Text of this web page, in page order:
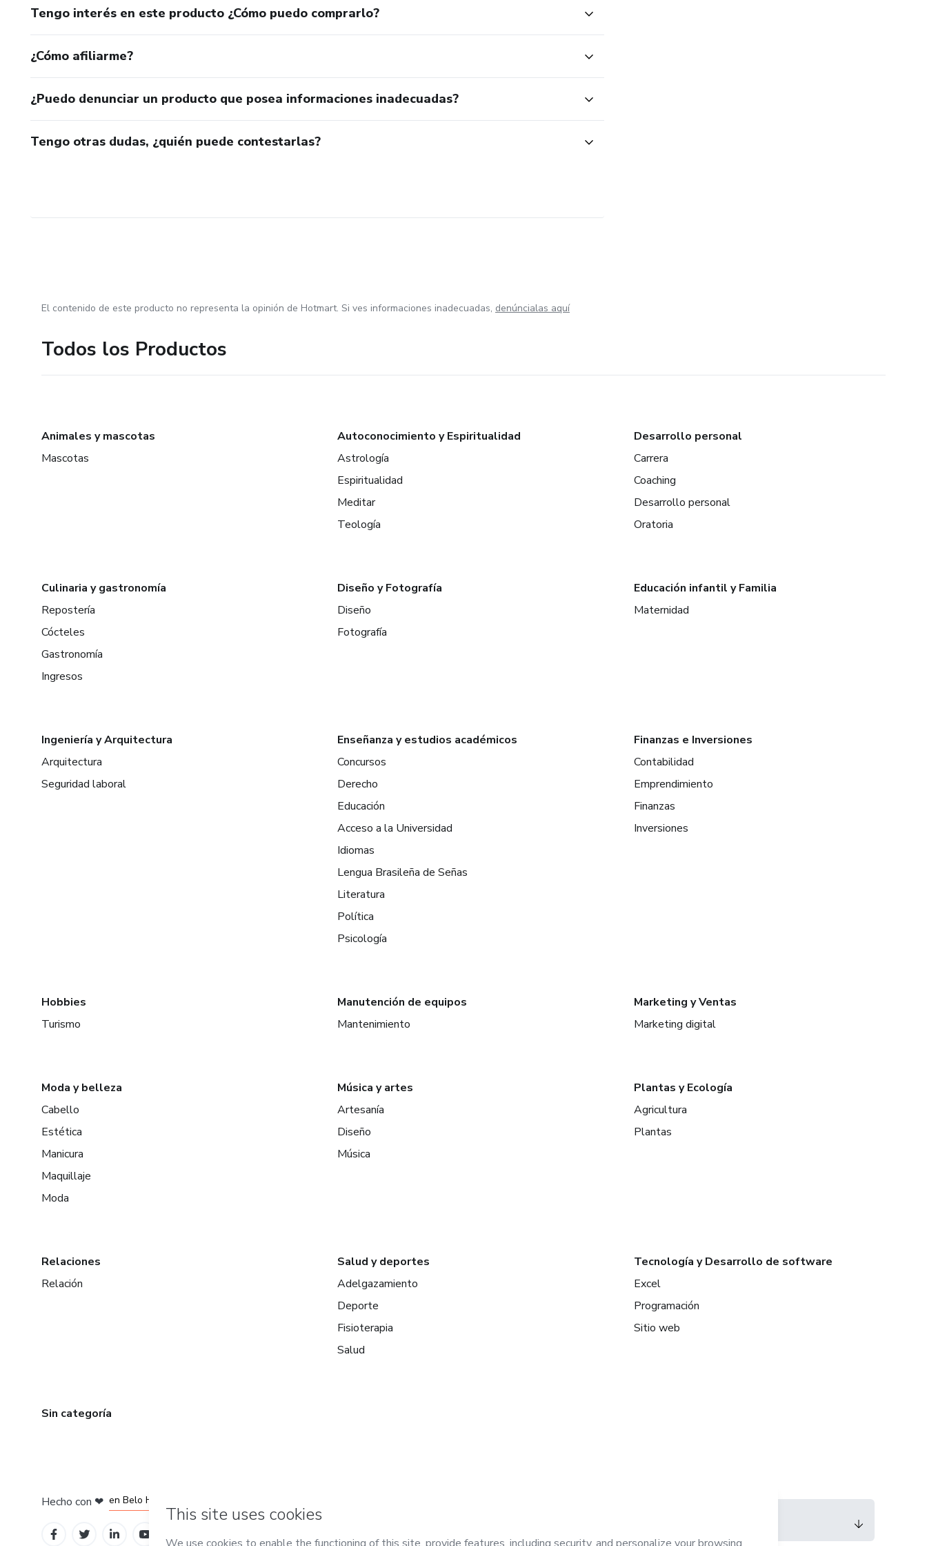
Tengo interés en este producto ¿Cómo puedo comprarlo?
¿Cómo afiliarme?
¿Puedo denunciar un producto que posea informaciones inadecuadas?
Tengo otras dudas, ¿quién puede contestarlas?
El contenido de este producto no representa la opinión de Hotmart. Si ves informaciones inadecuadas, denúncialas aquí
Todos los Productos
Animales y mascotas
Mascotas
Autoconocimiento y Espiritualidad
Astrología
Espiritualidad
Meditar
Teología
Desarrollo personal
Carrera
Coaching
Desarrollo personal
Oratoria
Culinaria y gastronomía
Repostería
Cócteles
Gastronomía
Ingresos
Diseño y Fotografía
Diseño
Fotografía
Educación infantil y Familia
Maternidad
Ingeniería y Arquitectura
Arquitectura
Seguridad laboral
Enseñanza y estudios académicos
Concursos
Derecho
Educación
Acceso a la Universidad
Idiomas
Lengua Brasileña de Señas
Literatura
Política
Psicología
Finanzas e Inversiones
Contabilidad
Emprendimiento
Finanzas
Inversiones
Hobbies
Turismo
Manutención de equipos
Mantenimiento
Marketing y Ventas
Marketing digital
Moda y belleza
Cabello
Estética
Manicura
Maquillaje
Moda
Música y artes
Artesanía
Diseño
Música
Plantas y Ecología
Agricultura
Plantas
Relaciones
Relación
Salud y deportes
Adelgazamiento
Deporte
Fisioterapia
Salud
Tecnología y Desarrollo de software
Excel
Programación
Sitio web
Sin categoría
Hecho con ❤ en Belo Horizonte